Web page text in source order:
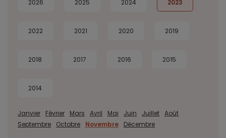
2026 2025 2024 2023
2022 2021 2020 2019
2018 2017 2016 2015
2014
Janvier Février Mars Avril Mai Juin Juillet Août
Septembre
Octobre Novembre Décembre